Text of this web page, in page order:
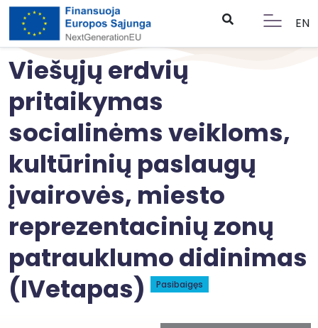
EN
Viešųjų erdvių
pritaikymas
socialinėms veikloms,
kultūrinių paslaugų
įvairovės, miesto
reprezentacinių zonų
patrauklumo didinimas
(IVetapas)
Pasibaigęs